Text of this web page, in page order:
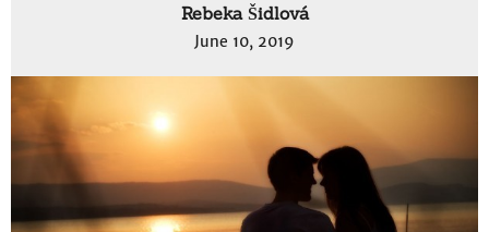
Rebeka Šidlová
June 10, 2019